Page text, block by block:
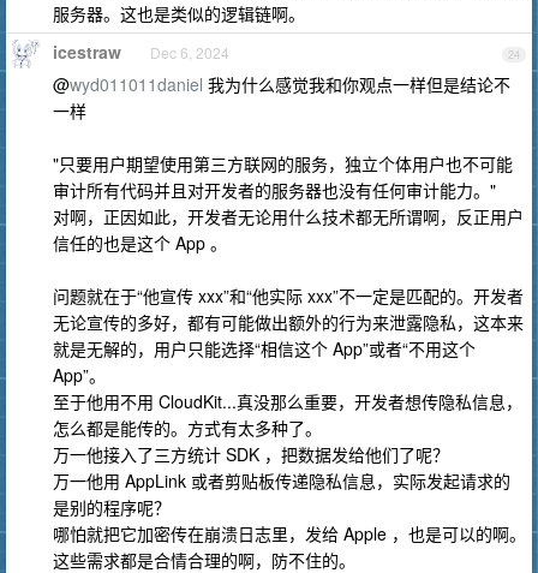
服务器。这也是类似的逻辑链啊。
24
icestraw Dec 6, 2024
@wyd011011daniel 我为什么感觉我和你观点一样但是结论不
一样
"只要用户期望使用第三方联网的服务，独立个体用户也不可能
审计所有代码并且对开发者的服务器也没有任何审计能力。"
对啊，正因如此，开发者无论用什么技术都无所谓啊，反正用户
信任的也是这个 App 。
问题就在于“他宣传 xxx”和“他实际 xxx”不一定是匹配的。开发者
无论宣传的多好，都有可能做出额外的行为来泄露隐私，这本来
就是无解的，用户只能选择“相信这个 App”或者“不用这个
App”。
至于他用不用 CloudKit...真没那么重要，开发者想传隐私信息，
怎么都是能传的。方式有太多种了。
万一他接入了三方统计 SDK ，把数据发给他们了呢？
万一他用 AppLink 或者剪贴板传递隐私信息，实际发起请求的
是别的程序呢？
哪怕就把它加密传在崩溃日志里，发给 Apple ，也是可以的啊。
这些需求都是合情合理的啊，防不住的。